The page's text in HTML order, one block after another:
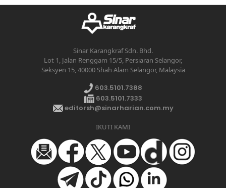
Sinar Karangkraf Sdn. Bhd.
Lot 1, Jalan Renggam 15/5, Persiaran Selangor,
Seksyen 15, 40000 Shah Alam Selangor, Malaysia
603.5101.7388
603.5101.7333
editorsh@sinarharian.com.my
IKUTI KAMI